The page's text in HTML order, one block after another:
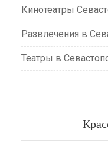
Кинотеатры
Развлечения в
Театры в